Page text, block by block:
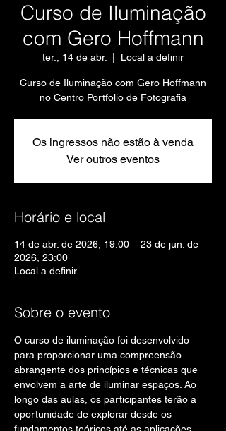
Curso de Iluminação
com Gero Hoffmann
ter., 14 de abr. Local a definir
Curso de Iluminação com Gero Hoffmann
no Centro Portfolio de Fotografia
Os ingressos não estão à venda
Ver outros eventos
Horário e local
14 de abr. de 2026, 19:00 – 23 de jun. de
2026, 23:00
Local a definir
Sobre o evento
O curso de iluminação foi desenvolvido
para proporcionar uma compreensão
abrangente dos princípios e técnicas que
envolvem a arte de iluminar espaços. Ao
longo das aulas, os participantes terão a
oportunidade de explorar desde os